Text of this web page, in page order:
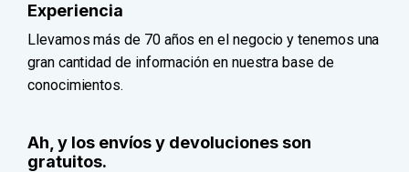
Experiencia
Llevamos más de 70 años en el negocio y tenemos una
gran cantidad de información en nuestra base de
conocimientos.
Ah, y los envíos y devoluciones son
gratuitos.